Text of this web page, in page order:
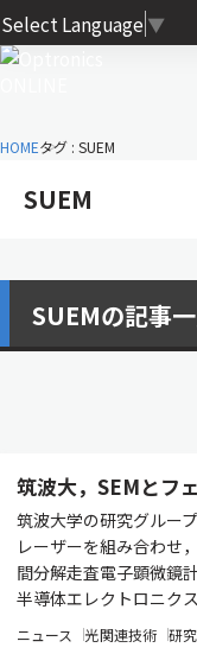
Select Language ▼
HOMEタグ : SUEM
SUEM
SUEMの記事
筑波大，SEMとフ
筑波大学の研究グルー
レーザーを組み合わせ
間分解走査電子顕微鏡
半導体エレクトロニク
ニュース 光関連技術 研